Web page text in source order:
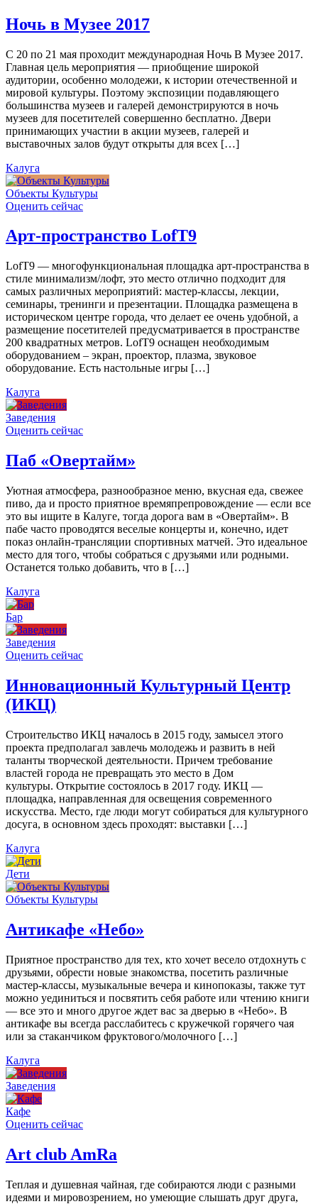
Ночь в Музее 2017
С 20 по 21 мая проходит международная Ночь В Музее 2017.
Главная цель мероприятия — приобщение широкой
аудитории, особенно молодежи, к истории отечественной и
мировой культуры. Поэтому экспозиции подавляющего
большинства музеев и галерей демонстрируются в ночь
музеев для посетителей совершенно бесплатно. Двери
принимающих участии в акции музеев, галерей и
выставочных залов будут открыты для всех […]
Калуга
Объекты Культуры
Оценить сейчас
Арт-пространство LofT9
LofT9 — многофункциональная площадка арт-пространства в
стиле минимализм/лофт, это место отлично подходит для
самых различных мероприятий: мастер-классы, лекции,
семинары, тренинги и презентации. Площадка размещена в
историческом центре города, что делает ее очень удобной, а
размещение посетителей предусматривается в пространстве
200 квадратных метров. LofT9 оснащен необходимым
оборудованием – экран, проектор, плазма, звуковое
оборудование. Есть настольные игры […]
Калуга
Заведения
Оценить сейчас
Паб «Овертайм»
Уютная атмосфера, разнообразное меню, вкусная еда, свежее
пиво, да и просто приятное времяпрепровождение — если все
это вы ищите в Калуге, тогда дорога вам в «Овертайм». В
пабе часто проводятся веселые концерты и, конечно, идет
показ онлайн-трансляции спортивных матчей. Это идеальное
место для того, чтобы собраться с друзьями или родными.
Останется только добавить, что в […]
Калуга
Бар
Заведения
Оценить сейчас
Инновационный Культурный Центр
(ИКЦ)
Строительство ИКЦ началось в 2015 году, замысел этого
проекта предполагал завлечь молодежь и развить в ней
таланты творческой деятельности. Причем требование
властей города не превращать это место в Дом
культуры. Открытие состоялось в 2017 году. ИКЦ —
площадка, направленная для освещения современного
искусства. Место, где люди могут собираться для культурного
досуга, в основном здесь проходят: выставки […]
Калуга
Дети
Объекты Культуры
Антикафе «Небо»
Приятное пространство для тех, кто хочет весело отдохнуть с
друзьями, обрести новые знакомства, посетить различные
мастер-классы, музыкальные вечера и кинопоказы, также тут
можно уединиться и посвятить себя работе или чтению книги
— все это и много другое ждет вас за дверью в «Небо». В
антикафе вы всегда расслабитесь с кружечкой горячего чая
или за стаканчиком фруктового/молочного […]
Калуга
Заведения
Кафе
Оценить сейчас
Art сlub AmRa
Теплая и душевная чайная, где собираются люди с разными
идеями и мировозрением, но умеющие слышать друг друга,